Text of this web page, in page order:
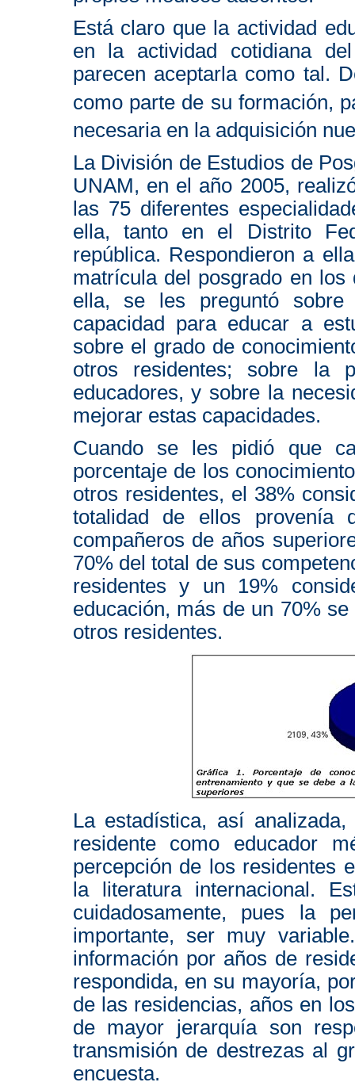
Está claro que la actividad
en la actividad cotidiana
parecen aceptarla como tal.
como parte de su formación,
necesaria en la adquisición
La División de Estudios de
UNAM, en el año 2005,
las 75 diferentes
ella, tanto en el Distrito
república. Respondieron a
matrícula del posgrado en
ella, se les preguntó
capacidad para educar a
sobre el grado de
otros residentes; sobre la
educadores, y sobre la
mejorar estas capacidades.
Cuando se les pidió que
porcentaje de los
otros residentes, el 38%
totalidad de ellos provenía
compañeros de años
70% del total de sus
residentes y un 19%
educación, más de un 70%
otros residentes.
La estadística, así
residente como educador
percepción de los residentes
la literatura internacional.
cuidadosamente, pues la
importante, ser muy
información por años de
respondida, en su mayoría,
de las residencias, años en
de mayor jerarquía son
transmisión de destrezas al
encuesta.